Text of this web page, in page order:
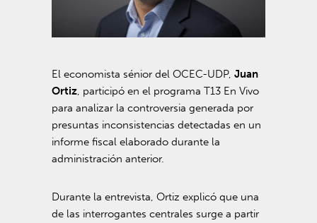
El economista sénior del OCEC-UDP,Juan
Ortiz, participó en el programa T13 En Vivo
para analizar la controversia generada por
presuntas inconsistencias detectadas en un
informe fiscal elaborado durante la
administración anterior.
Durante la entrevista, Ortiz explicó que una
de las interrogantes centrales surge a partir